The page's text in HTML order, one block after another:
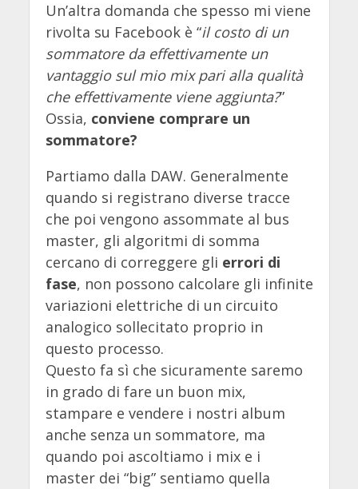
Un’altra domanda che spesso mi viene
rivolta su Facebook è “il costo di un
sommatore da effettivamente un
vantaggio sul mio mix pari alla qualità
che effettivamente viene aggiunta?”
Ossia, conviene comprare un
sommatore?
Partiamo dalla DAW. Generalmente
quando si registrano diverse tracce
che poi vengono assommate al bus
master, gli algoritmi di somma
cercano di correggere gli errori di
fase, non possono calcolare gli infinite
variazioni elettriche di un circuito
analogico sollecitato proprio in
questo processo.
Questo fa sì che sicuramente saremo
in grado di fare un buon mix,
stampare e vendere i nostri album
anche senza un sommatore, ma
quando poi ascoltiamo i mix e i
master dei “big” sentiamo quella